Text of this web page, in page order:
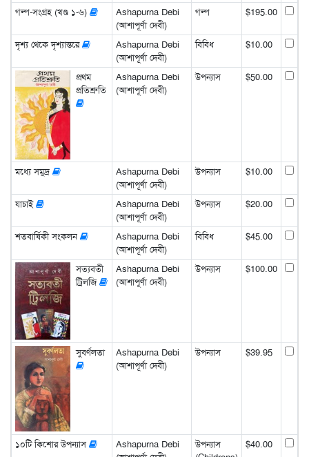
গল্প-সংগ্রহ (খণ্ড ১-৬)
Ashapurna Debi
(আশাপূর্ণা দেবী)
গল্প $195.00
দৃশ্য থেকে দৃশ্যান্তরে
Ashapurna Debi
(আশাপূর্ণা দেবী)
বিবিধ $10.00
প্রথম
প্রতিশ্রুতি
Ashapurna Debi
(আশাপূর্ণা দেবী)
উপন্যাস $50.00
মধ্যে সমুদ্র
Ashapurna Debi
(আশাপূর্ণা দেবী)
উপন্যাস $10.00
যাচাই
Ashapurna Debi
(আশাপূর্ণা দেবী)
উপন্যাস $20.00
শতবার্ষিকী সংকলন
Ashapurna Debi
(আশাপূর্ণা দেবী)
বিবিধ $45.00
সত্যবতী
ট্রিলজি
Ashapurna Debi
(আশাপূর্ণা দেবী)
উপন্যাস $100.00
সুবর্ণলতা
Ashapurna Debi
(আশাপূর্ণা দেবী)
উপন্যাস $39.95
১০টি কিশোর উপন্যাস
Ashapurna Debi
উপন্যাস
$40.00